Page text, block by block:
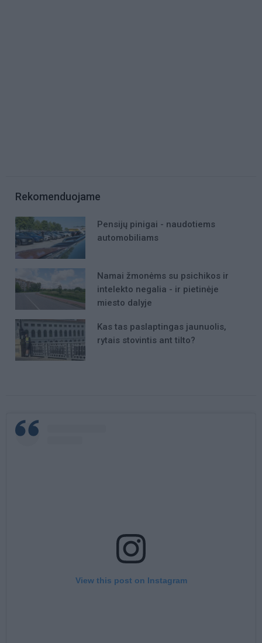
Rekomenduojame
Pensijų pinigai - naudotiems
automobiliams
Namai žmonėms su psichikos ir
intelekto negalia - ir pietinėje
miesto dalyje
Kas tas paslaptingas jaunuolis,
rytais stovintis ant tilto?
View this post on Instagram